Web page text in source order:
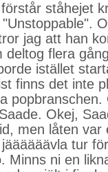
ståhejet
jag att han
flera
istället
finns det inte
Okej,
men låten var
tur
Minns ni en